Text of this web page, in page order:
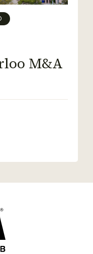
M&A